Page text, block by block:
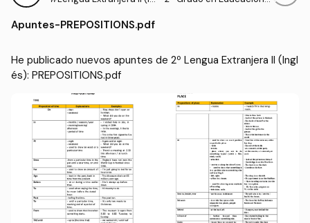
Apuntes-PREPOSITIONS.pdf
He publicado nuevos apuntes de 2º Lengua Extranjera II (Ingl
és): PREPOSITIONS.pdf